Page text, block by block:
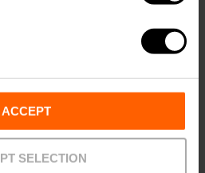
ACCEPT
SELECTION
questi piani, vero?